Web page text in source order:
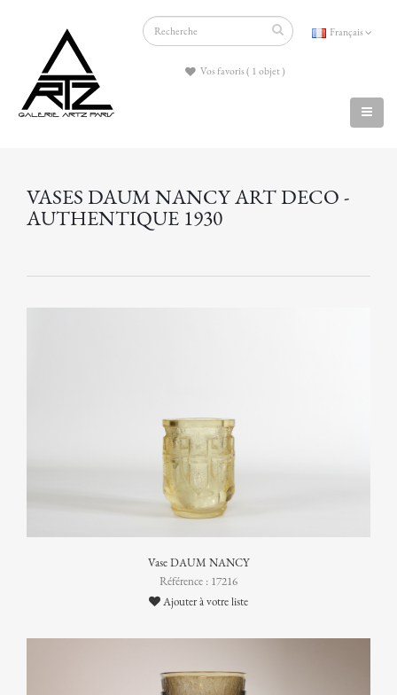
Français
Vos favoris ( 1 objet )
VASES DAUM NANCY ART DECO -
AUTHENTIQUE 1930
Vase DAUM NANCY
Référence : 17216
Ajouter à votre liste